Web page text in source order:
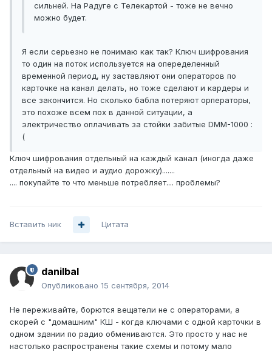
сильней. На Радуге с Телекартой - тоже не вечно
можно будет.
Я если серьезно не понимаю как так? Ключ шифрования
то один на поток используется на опеределенный
временной период, ну заставляют они операторов по
карточке на канал делать, но тоже сделают и кардеры и
все закончится. Но сколько бабла потеряют орператоры,
это похоже всем пох в данной ситуации, а
электричество оплачивать за стойки забитые DMM-1000 :
(
Ключ шифрования отдельный на каждый канал (иногда даже
отдельный на видео и аудио дорожку).......
.... покупайте то что меньше потребляет.... проблемы?
Вставить ник Цитата
danilbal
Опубликовано 15 сентября, 2014
Не переживайте, борются вещатели не с операторами, а
скорей с "домашним" КШ - когда ключами с одной карточки в
одном здании по радио обмениваются. Это просто у нас не
настолько распространены такие схемы и потому мало